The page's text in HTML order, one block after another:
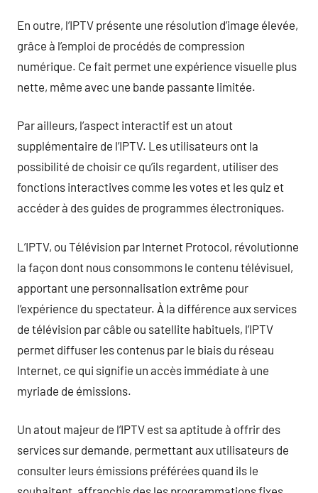
En outre, l’IPTV présente une résolution d’image élevée,
grâce à l’emploi de procédés de compression
numérique. Ce fait permet une expérience visuelle plus
nette, même avec une bande passante limitée.
Par ailleurs, l’aspect interactif est un atout
supplémentaire de l’IPTV. Les utilisateurs ont la
possibilité de choisir ce qu’ils regardent, utiliser des
fonctions interactives comme les votes et les quiz et
accéder à des guides de programmes électroniques.
L’IPTV, ou Télévision par Internet Protocol, révolutionne
la façon dont nous consommons le contenu télévisuel,
apportant une personnalisation extrême pour
l’expérience du spectateur. À la différence aux services
de télévision par câble ou satellite habituels, l’IPTV
permet diffuser les contenus par le biais du réseau
Internet, ce qui signifie un accès immédiate à une
myriade de émissions.
Un atout majeur de l’IPTV est sa aptitude à offrir des
services sur demande, permettant aux utilisateurs de
consulter leurs émissions préférées quand ils le